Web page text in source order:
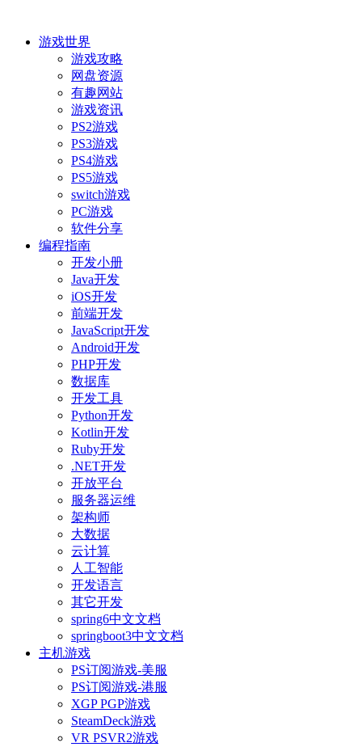
游戏世界
游戏攻略
网盘资源
有趣网站
游戏资讯
PS2游戏
PS3游戏
PS4游戏
PS5游戏
switch游戏
PC游戏
软件分享
编程指南
开发小册
Java开发
iOS开发
前端开发
JavaScript开发
Android开发
PHP开发
数据库
开发工具
Python开发
Kotlin开发
Ruby开发
.NET开发
开放平台
服务器运维
架构师
大数据
云计算
人工智能
开发语言
其它开发
spring6中文文档
springboot3中文文档
主机游戏
PS订阅游戏-美服
PS订阅游戏-港服
XGP PGP游戏
SteamDeck游戏
VR PSVR2游戏